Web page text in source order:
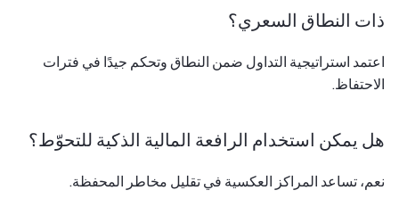
ذات النطاق السعري؟
اعتمد استراتيجية التداول ضمن النطاق وتحكم جيدًا في فترات
الاحتفاظ.
هل يمكن استخدام الرافعة المالية الذكية للتحوّط؟
نعم، تساعد المراكز العكسية في تقليل مخاطر المحفظة.